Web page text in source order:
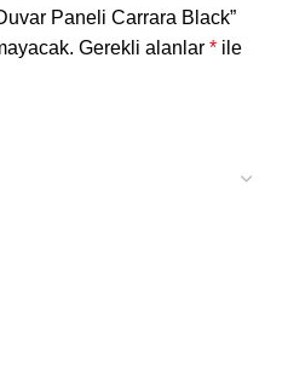
Paneli Carrara Black”
Gerekli alanlar * ile